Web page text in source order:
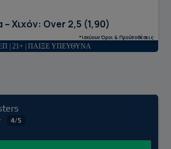
Χιχόν: Over 2,5 (1,90)
*Ισχύουν Όροι & Προϋποθέσεις
| 21+ | ΠΑΙΞΕ ΥΠΕΥΘΥΝΑ
4/5